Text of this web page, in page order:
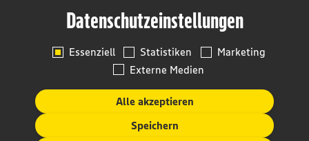
Datenschutzeinstellungen
Essenziell Statistiken
Marketing
Externe Medien
Alle akzeptieren
Speichern